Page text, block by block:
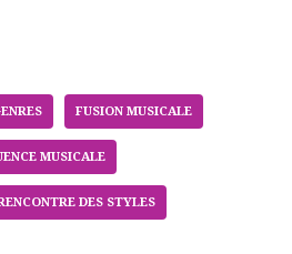
FUSION MUSICALE
MUSICALE
DES STYLES